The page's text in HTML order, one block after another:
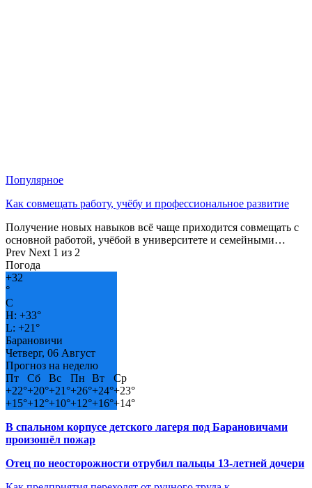
Популярное
Как совмещать работу, учёбу и профессиональное развитие
Получение новых навыков всё чаще приходится совмещать с
основной работой, учёбой в университете и семейными…
Prev Next 1 из 2
Погода
+32
°
C
H: +33°
L: +21°
Барановичи
Четверг, 06 Август
Прогноз на неделю
Пт
Сб Вс Пн Вт
Ср
+22°+20°+21°+26°+24°+23°
+15°+12°+10°+12°+16°+14°
В спальном корпусе детского лагеря под Барановичами
произошёл пожар
Отец по неосторожности отрубил пальцы 13-летней дочери